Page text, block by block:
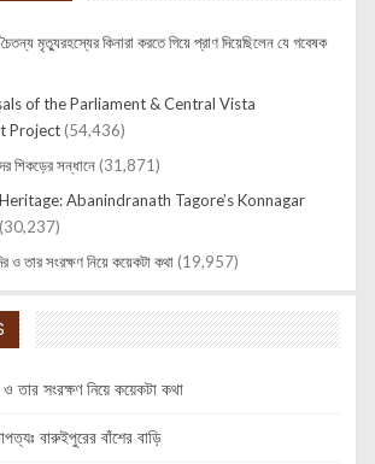
মৃত্যুরহস্যের কিনারা করতে গিয়ে প্রাণ দিয়েছিলেন যে গবেষক
of the Parliament & Central Vista
Project (54,436)
শিকড়ের সন্ধানে (31,871)
Abanindranath Tagore’s Konnagar
(30,237)
ও তার সংরক্ষণ নিয়ে কয়েকটা কথা (19,957)
ও তার সংরক্ষণ নিয়ে কয়েকটা কথা
বারুইপুরের বাঁশের বাড়ি